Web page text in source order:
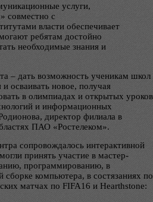
услуги,
совместно с
власти обеспечивает
ребятам достойно
необходимые знания и
– дать возможность ученикам школ
осваивать новое, получая
в олимпиадах и открытых уроков
и информационных
директор филиала в
ПАО «Ростелеком».
сопровождалось интерактивной
принять участие в мастер-
программированию, в
сборке компьютера, в состязаниях по
матчах по FIFA16 и Hearthstone: